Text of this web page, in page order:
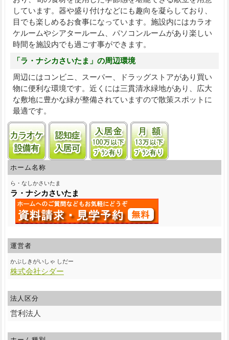
しています。器や盛り付けなどにも趣向を凝らしており、
目でも楽しめるお食事になっています。施設内にはカラオ
ケルームやシアタールーム、パソコンルームがあり楽しい
時間を施設内でも過ごす事ができます。
「ラ・ナシカさいたま」の周辺環境
周辺にはコンビニ、スーパー、ドラッグストアがあり買い
物に便利な環境です。近くには三貫清水緑地があり、広大
な敷地に豊かな緑が整備されていますので散策スポットに
最適です。
カラオケ設備認知症受け入れ可入居金100万円以下プランあ
月額13万円以下
ホーム名称
ら・なしかさいたま
ラ・ナシカさいたま
運営者
かぶしきがいしゃ しだー
株式会社シダー
法人区分
営利法人